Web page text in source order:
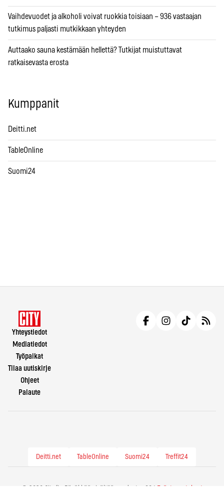
Vaihdevuodet ja alkoholi voivat ruokkia toisiaan – 936 vastaajan
tutkimus paljasti mutkikkaan yhteyden
Auttaako sauna kestämään hellettä? Tutkijat muistuttavat
ratkaisevasta erosta
Kumppanit
Deitti.net
TableOnline
Suomi24
Yhteystiedot
Mediatiedot
Työpaikat
Tilaa uutiskirje
Ohjeet
Palaute
Deitti.net TableOnline Suomi24 Treffit24